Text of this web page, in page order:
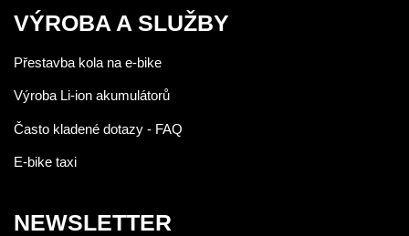
VÝROBA A SLUŽBY
Přestavba kola na e-bike
Výroba Li-ion akumulátorů
Často kladené dotazy - FAQ
E-bike taxi
NEWSLETTER